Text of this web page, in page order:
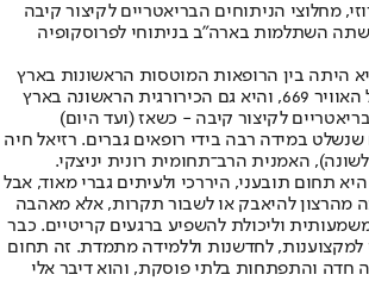
מחלוצי הניתוחים הבריאטריים לקיצור קיבה
השתלמות בארה"ב בניתוחי לפרוסקופיה
היתה בין הרופאות המוטסות הראשונות בארץ
ביחידת העילית של חיל האוויר 669, והיא גם הכירורגית הראשונה בארץ
לקיצור קיבה - כשאז (ועד היום)
במידה רבה בידי רופאים גברים. רזיאל חיה
האמנית הרב־תחומית רונית יניצקי.
היא תחום תובעני, היררכי ולעיתים גברי מאוד, אבל
מהרצון להיאבק או לשבור תקרות, אלא מאהבה
וליכולת להשפיע ברגעים קריטיים. כבר
לחדשנות וללמידה מתמדת. זה תחום
חדה והתפתחות בלתי פוסקת, והוא דיבר אלי